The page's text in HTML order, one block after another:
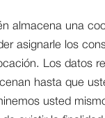
almacena una
asignarle los
Los datos
hasta que
usted